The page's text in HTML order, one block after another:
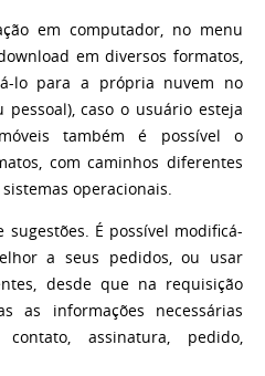
em computador, no menu
em diversos formatos,
lo para a própria nuvem no
pessoal), caso o usuário esteja
também é possível o
com caminhos diferentes
operacionais.
É possível modificá-
a seus pedidos, ou usar
desde que na requisição
as informações necessárias
assinatura, pedido,